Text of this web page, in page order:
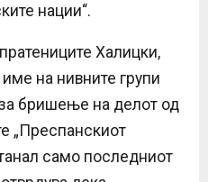
нации“.
Халицки,
на нивните групи
бришење на делот од
„Преспанскиот
само последниот